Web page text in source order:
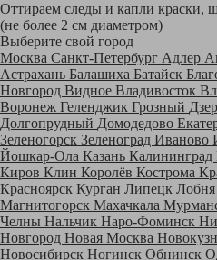
Оттираем следы и капли краски,
(не более 2 см диаметром)
Выберите свой город
Москва Санкт-Петербург Адлер
Астрахань Балашиха Батайск
Новгород Видное Владивосток
Воронеж Геленджик Грозный
Долгопрудный Домодедово
Зеленогорск Зеленоград Иваново
Йошкар-Ола Казань Калининград
Киров Клин Королёв Кострома
Красноярск Курган Липецк Лобня
Магнитогорск Махачкала
Челны Нальчик Наро-Фоминск
Новгород Новая Москва
Новосибирск Ногинск Обнинск